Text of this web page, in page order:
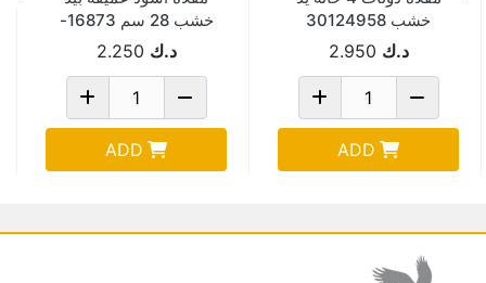
خشب 30124958
د.ك 2.950
ADD
خشب 28 سم 16873-
5 د.ك 2.250
ADD